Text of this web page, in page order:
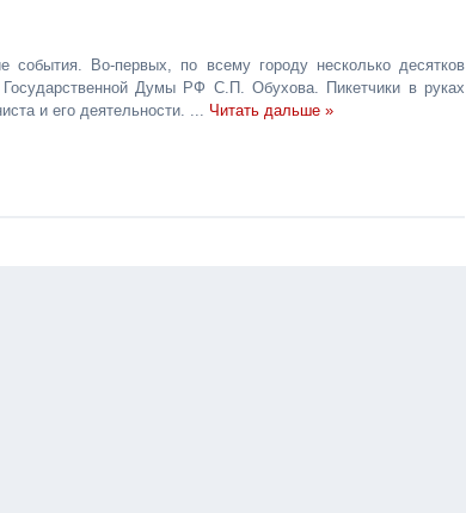
Во-первых, по всему городу несколько десятков
Думы РФ С.П. Обухова. Пикетчики в руках
и его деятельности. ... Читать дальше »